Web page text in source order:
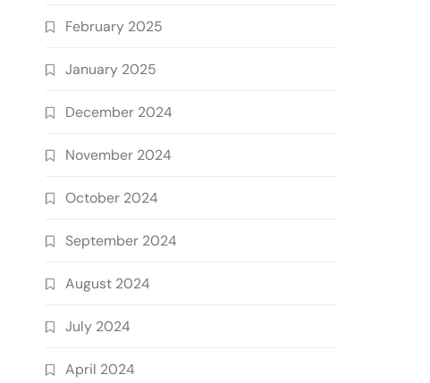
February 2025
January 2025
December 2024
November 2024
October 2024
September 2024
August 2024
July 2024
April 2024